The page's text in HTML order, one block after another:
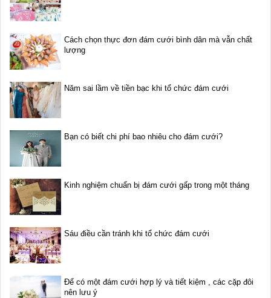
Cách chọn thực đơn đám cưới bình dân mà vẫn chất
lượng
Năm sai lầm về tiền bạc khi tổ chức đám cưới
Bạn có biết chi phí bao nhiêu cho đám cưới?
Kinh nghiệm chuẩn bị đám cưới gấp trong một tháng
Sáu điều cần tránh khi tổ chức đám cưới
Để có một đám cưới hợp lý và tiết kiệm , các cặp đôi
nên lưu ý